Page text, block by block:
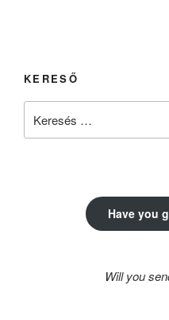
KERESŐ
Have you
Will you